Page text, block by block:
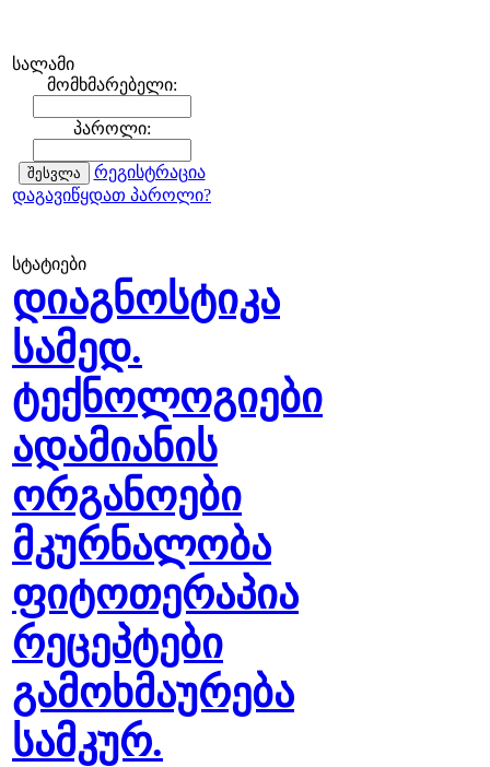
სალამი
მომხმარებელი:
პაროლი:
რეგისტრაცია
დაგავიწყდათ პაროლი?
სტატიები
დიაგნოსტიკა
სამედ.
ტექნოლოგიები
ადამიანის
ორგანოები
მკურნალობა
ფიტოთერაპია
რეცეპტები
გამოხმაურება
სამკურ.